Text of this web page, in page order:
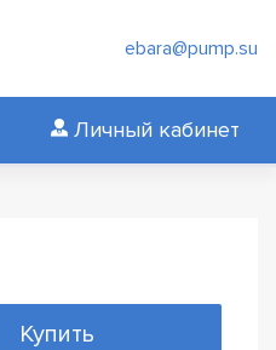
ebara@pump.su
Личный кабинет
Купить